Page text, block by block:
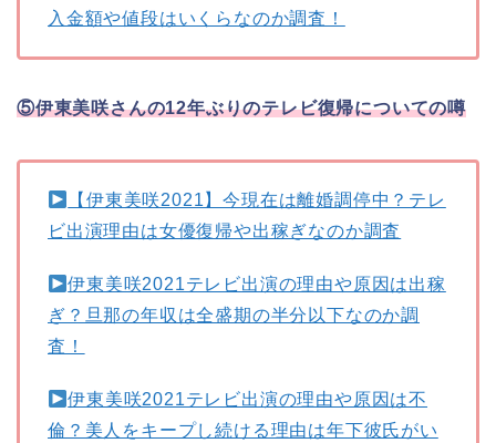
入金額や値段はいくらなのか調査！
⑤伊東美咲さんの12年ぶりのテレビ復帰についての噂
【伊東美咲2021】今現在は離婚調停中？テレ
ビ出演理由は女優復帰や出稼ぎなのか調査
伊東美咲2021テレビ出演の理由や原因は出稼
ぎ？旦那の年収は全盛期の半分以下なのか調
査！
伊東美咲2021テレビ出演の理由や原因は不
倫？美人をキープし続ける理由は年下彼氏がい